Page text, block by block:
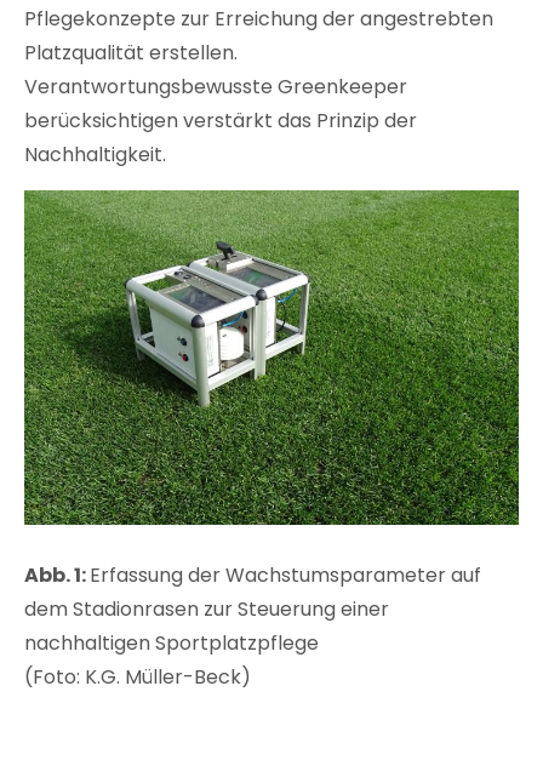
Pflegekonzepte zur Erreichung der angestrebten
Platzqualität erstellen.
Verantwortungsbewusste Greenkeeper
berücksichtigen verstärkt das Prinzip der
Nachhaltigkeit.
Abb. 1:Erfassung der Wachstumsparameter auf
dem Stadionrasen zur Steuerung einer
nachhaltigen Sportplatzpflege
(Foto: K.G. Müller-Beck)